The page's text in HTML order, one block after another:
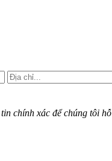
chính xác để chúng tôi